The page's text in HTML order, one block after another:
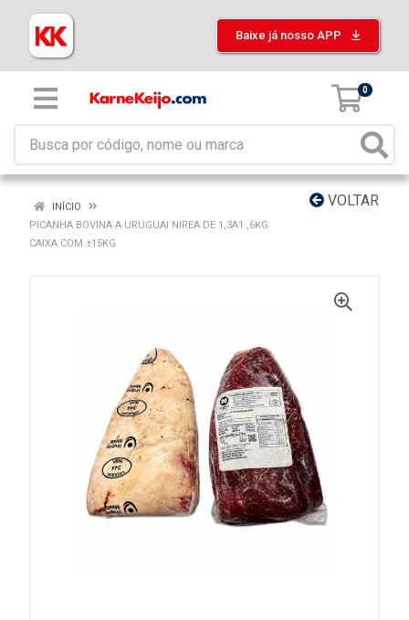
Baixe já nosso APP
0
VOLTAR
INÍCIO
PICANHA BOVINA A URUGUAI NIREA DE 1,3A1 ,6KG
CAIXA COM ±15KG